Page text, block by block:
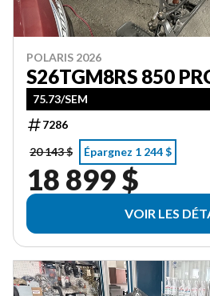
POLARIS 2026
S26TGM8RS 850
75.73/SEM
7286
20 143 $
Épargnez 1 244 $
18 899 $
VOIR LES